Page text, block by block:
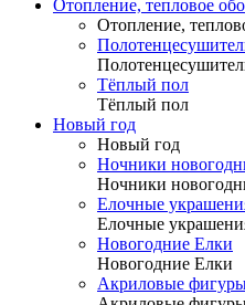
Отопление, тепловое
Отопление,
Тёплый пол
Тёплый пол
Новый год
Новый год
Ночники
Ночники
Елочные
Елочные
Новогодние Елки
Новогодние Елки
Акриловые